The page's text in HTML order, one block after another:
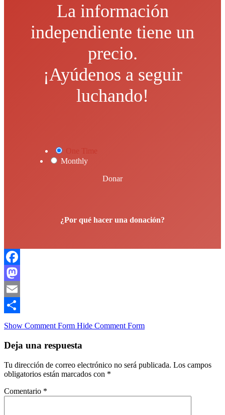
La información
independiente tiene un
precio.
¡Ayúdenos a seguir
luchando!
Monthly
Donar
¿Por qué hacer una donación?
Facebook
Mastodon
Email
Compartir
Show Comment Form Hide Comment Form
Deja una respuesta
Tu dirección de correo electrónico no será publicada. Los campos
obligatorios están marcados con *
Comentario *